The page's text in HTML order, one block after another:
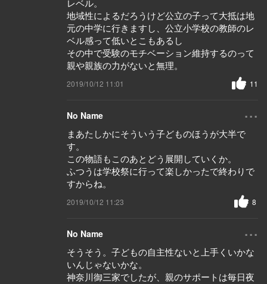
レベル。
地域性によるだろうけど公立の子って大抵は地
元の中学に行きますし、公立小学校の教師のレ
ベル感って低いとこもあるし
その中で受験のモチベーション維持するのって
親や親族の力がないと無理。
2019/10/12 11:01 11
No Name ...
まあたしかにそういう子どものほうが大半で
す。
この物語もこのあとどう展開していくか。
ふつうは学校祭に行って楽しかったで終わりで
すからね。
2019/10/12 11:23 8
No Name ...
そうそう。子どもの自主性ないと上手くいかな
いんじゃないかな。
神奈川御三家でしたが、親のサポートは毎日夜